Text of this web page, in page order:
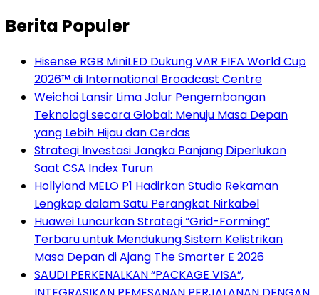
Berita Populer
Hisense RGB MiniLED Dukung VAR FIFA World Cup
2026™ di International Broadcast Centre
Weichai Lansir Lima Jalur Pengembangan
Teknologi secara Global: Menuju Masa Depan
yang Lebih Hijau dan Cerdas
Strategi Investasi Jangka Panjang Diperlukan
Saat CSA Index Turun
Hollyland MELO P1 Hadirkan Studio Rekaman
Lengkap dalam Satu Perangkat Nirkabel
Huawei Luncurkan Strategi “Grid-Forming”
Terbaru untuk Mendukung Sistem Kelistrikan
Masa Depan di Ajang The Smarter E 2026
SAUDI PERKENALKAN “PACKAGE VISA”,